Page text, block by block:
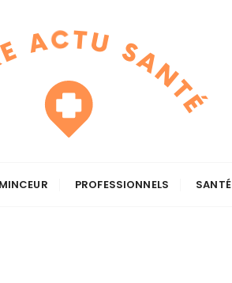
MINCEUR PROFESSIONNELS SANTÉ